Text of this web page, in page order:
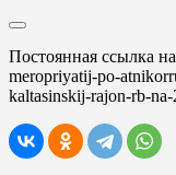
Постоянная ссылка
meropriyatij-po-
kaltasinskij-rajon-rb-